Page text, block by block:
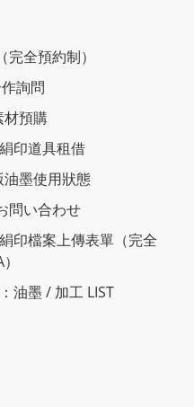
全預約制）
詢問
預購
印道具租借
墨使用狀態
問い合わせ
印檔案上傳表單（完全
油墨 / 加工 LIST